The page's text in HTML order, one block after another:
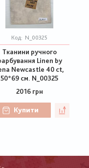
Код: N_00325
Тканини ручного
Linen by
Newcastle 40 ct,
50*69 см. N_00325
2016 грн
Купити